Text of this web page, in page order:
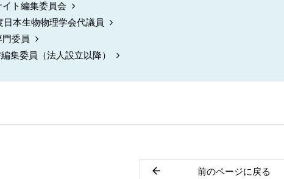
ト編集委員会
日本生物物理学会代議員
委員
集委員（法人設立以降）
前のページに戻る